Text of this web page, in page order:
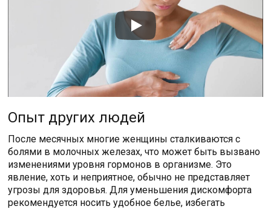
Опыт других людей
После месячных многие женщины сталкиваются с
болями в молочных железах, что может быть вызвано
изменениями уровня гормонов в организме. Это
явление, хоть и неприятное, обычно не представляет
угрозы для здоровья. Для уменьшения дискомфорта
рекомендуется носить удобное белье, избегать